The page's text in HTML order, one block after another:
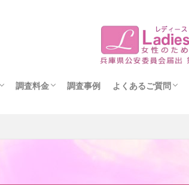
調査料金 調査事例 よくあるご質問